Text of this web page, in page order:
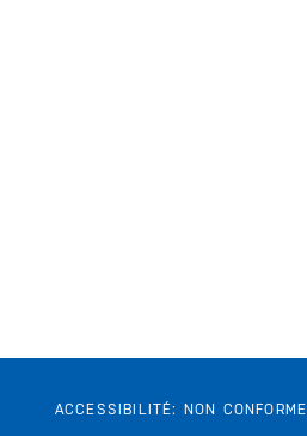
ACCESSIBILITÉ: NON CONFORME